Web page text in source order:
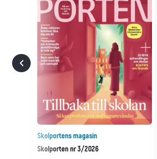
Skolportens magasin
Skolporten nr 3/2026